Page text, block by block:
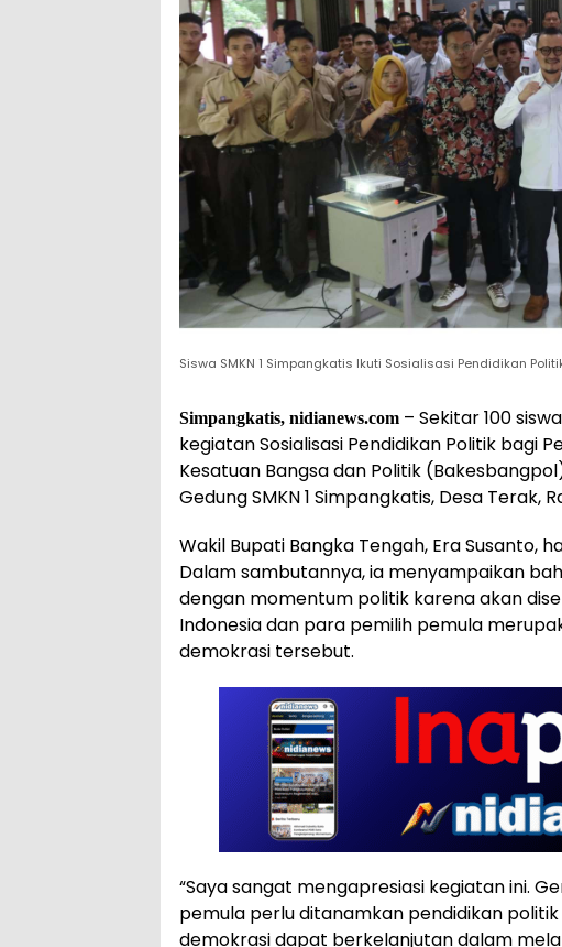
Siswa SMKN 1 Simpangkatis Ikuti Sosialisasi Pendidikan
Simpangkatis, nidianews.com – Sekitar 100
kegiatan Sosialisasi Pendidikan Politik bagi
Kesatuan Bangsa dan Politik
Gedung SMKN 1 Simpangkatis, Desa Terak,
Wakil Bupati Bangka Tengah, Era Susanto,
Dalam sambutannya, ia menyampaikan
dengan momentum politik karena akan
Indonesia dan para pemilih pemula
demokrasi tersebut.
“Saya sangat mengapresiasi kegiatan ini.
pemula perlu ditanamkan pendidikan
demokrasi dapat berkelanjutan dalam